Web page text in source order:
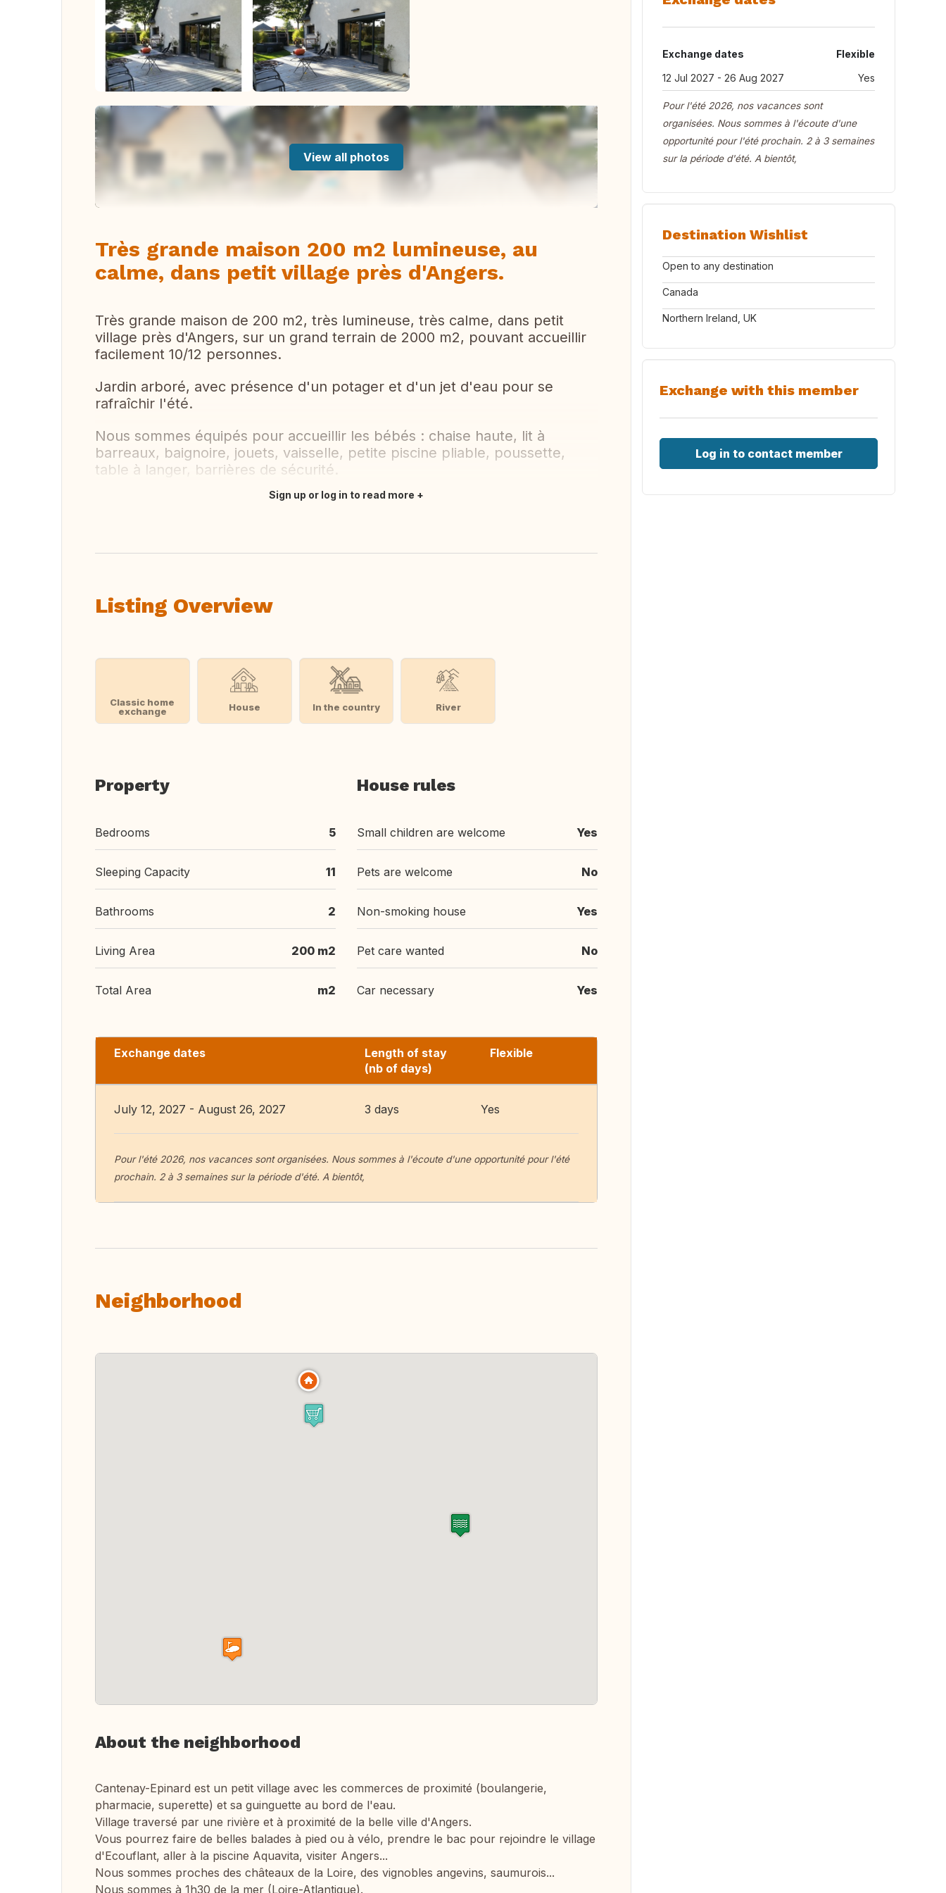
View all photos
Très grande maison 200 m2 lumineuse, au
calme, dans petit village près d'Angers.
Très grande maison de 200 m2, très lumineuse, très calme, dans petit
village près d'Angers, sur un grand terrain de 2000 m2, pouvant accueillir
facilement 10/12 personnes.
Jardin arboré, avec présence d'un potager et d'un jet d'eau pour se
rafraîchir l'été.
Nous sommes équipés pour accueillir les bébés : chaise haute, lit à
barreaux, baignoire, jouets, vaisselle, petite piscine pliable, poussette,
table à langer, barrières de sécurité.
Sign up or log in to read more
Listing Overview
Classic home
exchange
House In the country River
Property
Bedrooms 5
Sleeping Capacity 11
Bathrooms 2
Living Area 200 m2
Total Area m2
House rules
Small children are welcome Yes
Pets are welcome No
Non-smoking house Yes
Pet care wanted No
Car necessary Yes
Exchange dates
Length of stay
(nb of days)
Flexible
July 12, 2027 - August 26, 2027 3 days Yes
Pour l'été 2026, nos vacances sont organisées. Nous sommes à l'écoute d'une opportunité pour l'été
prochain. 2 à 3 semaines sur la période d'été. A bientôt,
Neighborhood
About the neighborhood
Cantenay-Epinard est un petit village avec les commerces de proximité (boulangerie,
pharmacie, superette) et sa guinguette au bord de l'eau.
Village traversé par une rivière et à proximité de la belle ville d'Angers.
Vous pourrez faire de belles balades à pied ou à vélo, prendre le bac pour rejoindre le village
d'Ecouflant, aller à la piscine Aquavita, visiter Angers...
Nous sommes proches des châteaux de la Loire, des vignobles angevins, saumurois...
Nous sommes à 1h30 de la mer (Loire-Atlantique).
Exchange dates
Flexible
12 Jul 2027 - 26 Aug 2027
Yes
Pour l'été 2026, nos vacances sont
organisées. Nous sommes à l'écoute d'une
opportunité pour l'été prochain. 2 à 3 semaines
sur la période d'été. A bientôt,
Destination Wishlist
Open to any destination
Canada
Northern Ireland, UK
Exchange with this member
Log in to contact member